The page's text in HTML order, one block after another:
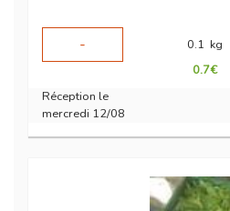
-
0.1 kg
0.7€
Réception le
mercredi 12/08